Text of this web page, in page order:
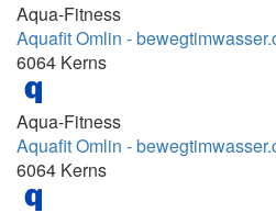
10.00 - 12.15 Uhr
10.00- 12.15 Uhr
10.00-10.45
10.10 - 11.10
Aqua-Fitness
Aquafit Omlin -
6064 Kerns
Aqua-Fitness
Aquafit Omlin -
6064 Kerns